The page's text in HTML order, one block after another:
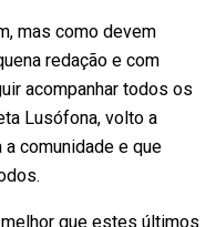
mas como devem
redação e com
acompanhar todos os
Lusófona, volto a
comunidade e que